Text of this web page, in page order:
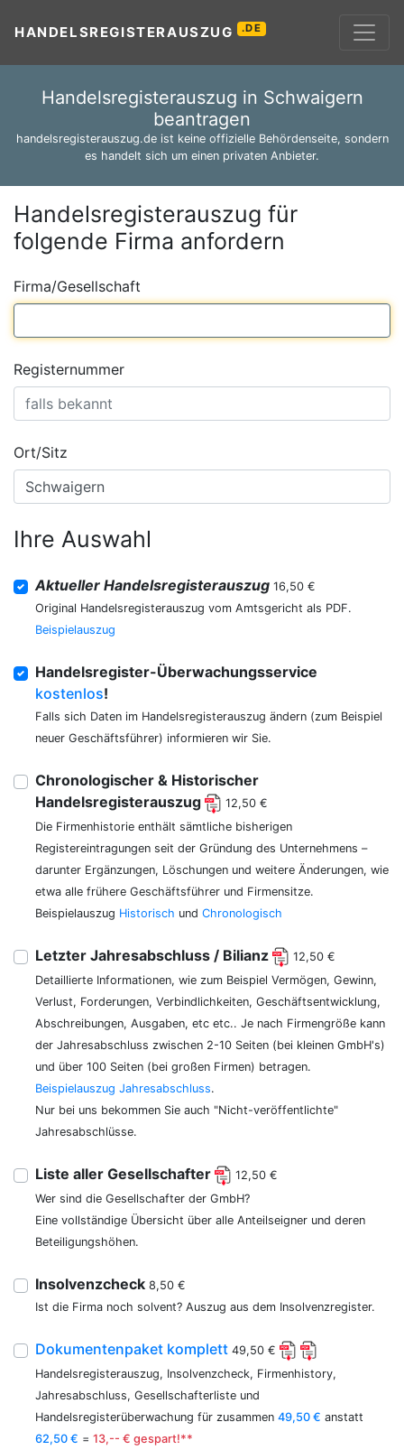
HANDELSREGISTERAUSZUG .DE
Handelsregisterauszug in Schwaigern
beantragen
handelsregisterauszug.de ist keine offizielle Behördenseite, sondern
es handelt sich um einen privaten Anbieter.
Handelsregisterauszug für
folgende Firma anfordern
Firma/Gesellschaft
Registernummer
Ort/Sitz
Ihre Auswahl
Aktueller Handelsregisterauszug 16,50 €
Original Handelsregisterauszug vom Amtsgericht als PDF.
Beispielauszug
Handelsregister-Überwachungsservice
kostenlos!
Falls sich Daten im Handelsregisterauszug ändern (zum Beispiel
neuer Geschäftsführer) informieren wir Sie.
Chronologischer & Historischer
Handelsregisterauszug
12,50 €
Die Firmenhistorie enthält sämtliche bisherigen
Registereintragungen seit der Gründung des Unternehmens –
darunter Ergänzungen, Löschungen und weitere Änderungen, wie
etwa alle frühere Geschäftsführer und Firmensitze.
Beispielauszug Historisch und Chronologisch
Letzter Jahresabschluss / Bilianz
12,50 €
Detaillierte Informationen, wie zum Beispiel Vermögen, Gewinn,
Verlust, Forderungen, Verbindlichkeiten, Geschäftsentwicklung,
Abschreibungen, Ausgaben, etc etc.. Je nach Firmengröße kann
der Jahresabschluss zwischen 2-10 Seiten (bei kleinen GmbH's)
und über 100 Seiten (bei großen Firmen) betragen.
Beispielauszug Jahresabschluss.
Nur bei uns bekommen Sie auch "Nicht-veröffentlichte"
Jahresabschlüsse.
Liste aller Gesellschafter
12,50 €
Wer sind die Gesellschafter der GmbH?
Eine vollständige Übersicht über alle Anteilseigner und deren
Beteiligungshöhen.
Insolvenzcheck 8,50 €
Ist die Firma noch solvent? Auszug aus dem Insolvenzregister.
Dokumentenpaket komplett 49,50 €
Handelsregisterauszug, Insolvenzcheck, Firmenhistory,
Jahresabschluss, Gesellschafterliste und
Handelsregisterüberwachung für zusammen 49,50 € anstatt
62,50 € = 13,-- € gespart!**